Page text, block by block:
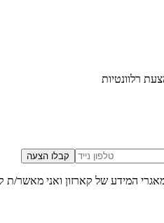
רלוונטיות
קבלו הצעה
המידע של קארזון ואני מאשר/ת